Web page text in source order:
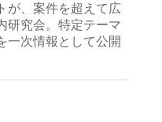
が、案件を超えて広
研究会。特定テーマ
一次情報として公開